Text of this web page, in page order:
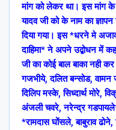
मांग को लेकर था। इस मांग के
यादव जी को के नाम का ज्ञापन
दिया गया। इस *धरने मे
दाहिमा* ने अपने उद्बोधन में
जी का कोई बाल बाका नही
गजभीये, दलित बन्सोड,
दिलिप मस्के, सिध्दार्थ मोरे,
अंजली चवरे, नरेन्द्र
*रामदास घोंसले, बाबुराव